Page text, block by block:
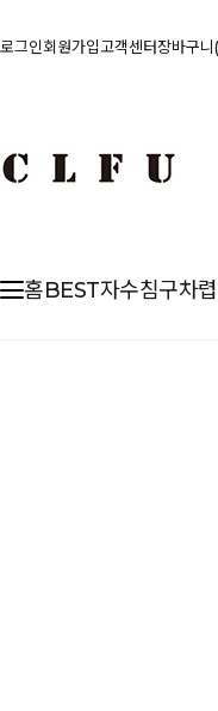
로그인회원가입고객센터장바구니
홈BEST자수침구차렵